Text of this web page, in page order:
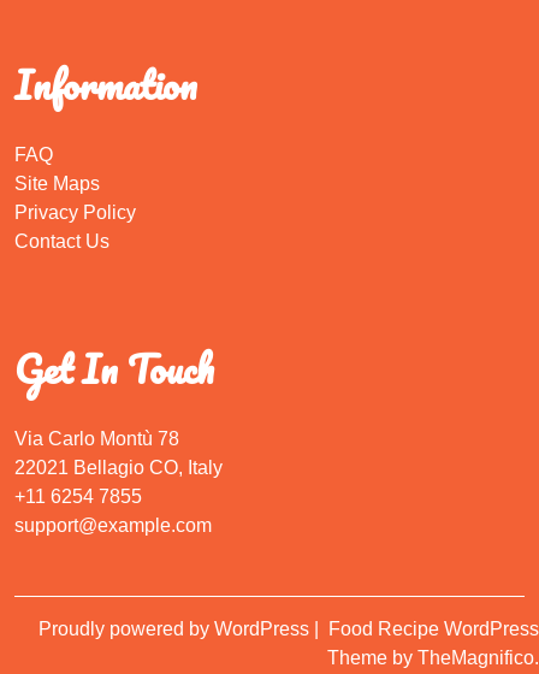
Information
FAQ
Site Maps
Privacy Policy
Contact Us
Get In Touch
Via Carlo Montù 78
22021 Bellagio CO, Italy
+11 6254 7855
support@example.com
Proudly powered by WordPress
Food Recipe WordPress
Theme by TheMagnifico.